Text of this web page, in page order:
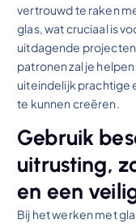
vertrouwd te raken
glas, wat cruciaal is
uitdagende
patronen zal je
uiteindelijk prachtige
te kunnen creëren.
Gebruik
uitrusting,
en een
Bij het werken met